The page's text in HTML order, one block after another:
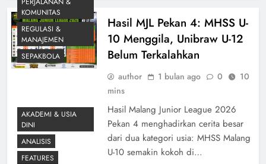
KOMUNITAS
REGULASI &
MANAJEMEN
SEPAKBOLA
Hasil MJL Pekan 4: MHSS U-
10 Menggila, Unibraw U-12
Belum Terkalahkan
author 1 bulan ago 0
10
mins
Hasil Malang Junior League 2026
Pekan 4 menghadirkan cerita besar
dari dua kategori usia: MHSS Malang
U-10 semakin kokoh di…
AKADEMI & USIA
DINI
ANALISIS
FEATURES